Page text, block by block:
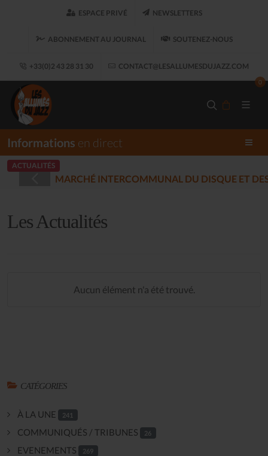
ESPACE PRIVÉ NEWSLETTERS
ABONNEMENT AU JOURNAL SOUTENEZ-NOUS
+33(0)2 43 28 31 30 CONTACT@LESALLUMESDUJAZZ.COM
0
Informations en direct
ACTUALITÉS
(2025-12-17) LES
Les Actualités
Aucun élément n'a été trouvé.
CATÉGORIES
À LA UNE 241
COMMUNIQUÉS / TRIBUNES 26
EVENEMENTS 269